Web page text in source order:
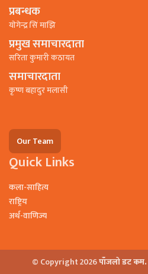
प्रबन्धक
याेगेन्द्र सिं माझि
प्रमुख समाचारदाता
सरिता कुमारी कठायत
समाचारदाता
कृष्ण बहादुर मलासी
Our Team
Quick Links
कला-साहित्य
राष्ट्रिय
अर्थ-वाणिज्य
© Copyright 2026पाँजलो डट कम.